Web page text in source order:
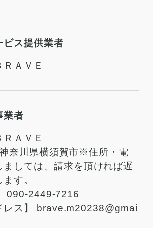
ビス提供業者
ＡＶＥ
業者
ＡＶＥ
奈川県横須賀市※住所・電
ましては、請求を頂ければ遅
す。
090-2449-7216
レス】
brave.m20238@gmai